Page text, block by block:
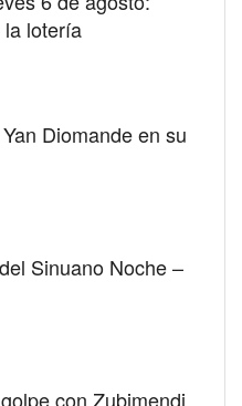
la lotería
Diomande en su
Sinuano Noche –
con Zubimendi